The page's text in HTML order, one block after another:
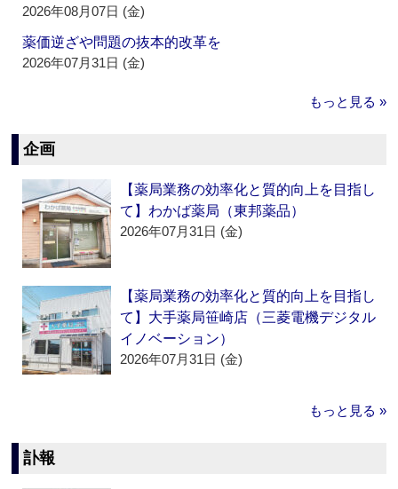
2026年08月07日 (金)
薬価逆ざや問題の抜本的改革を
2026年07月31日 (金)
もっと見る »
企画
【薬局業務の効率化と質的向上を目指し
て】わかば薬局（東邦薬品）
2026年07月31日 (金)
【薬局業務の効率化と質的向上を目指し
て】大手薬局笹崎店（三菱電機デジタル
イノベーション）
2026年07月31日 (金)
もっと見る »
訃報